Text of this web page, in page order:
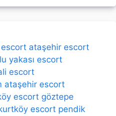
ataşehir escort
yakası escort
escort
ataşehir escort
escort göztepe
escort pendik